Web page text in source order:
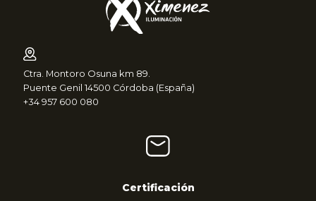
Ctra. Montoro Osuna km 89.
Puente Genil 14500 Córdoba (España)
+34 957 600 080
Certificación